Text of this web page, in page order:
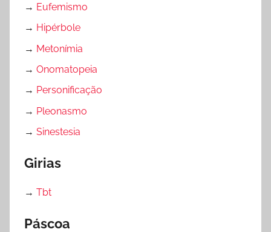
→ Eufemismo
→ Hipérbole
→ Metonímia
→ Onomatopeia
→ Personificação
→ Pleonasmo
→ Sinestesia
Girias
→ Tbt
Páscoa